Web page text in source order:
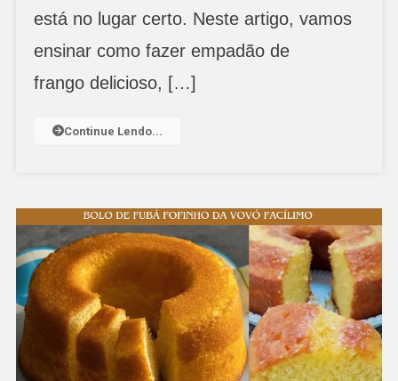
está no lugar certo. Neste artigo, vamos
ensinar como fazer empadão de
frango delicioso, […]
Continue Lendo...